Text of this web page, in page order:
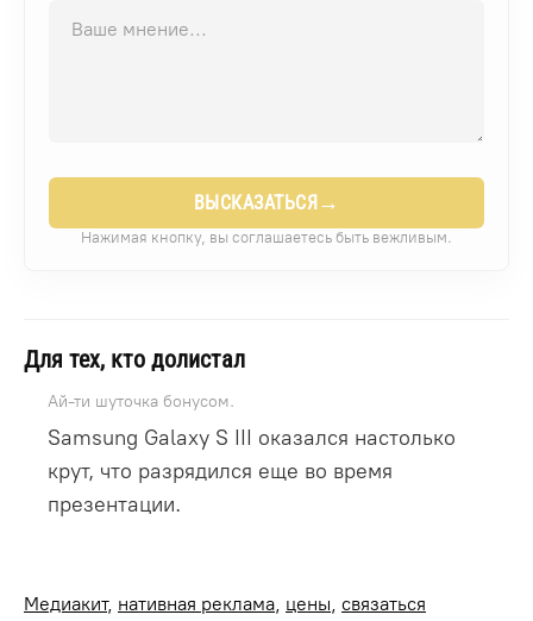
ВЫСКАЗАТЬСЯ →
Нажимая кнопку, вы соглашаетесь быть вежливым.
Для тех, кто долистал
Ай-ти шуточка бонусом.
Samsung Galaxy S III оказался настолько
крут, что разрядился еще во время
презентации.
Медиакит, нативная реклама, цены, связаться